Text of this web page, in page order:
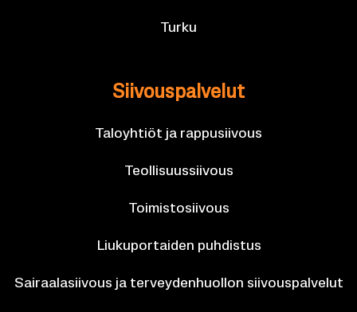
Turku
Sii­vous­pal­ve­lut
Ta­lo­yh­tiöt ja rap­pusii­vous
Teol­li­suus­sii­vous
Toi­mis­to­sii­vous
Liu­ku­por­tai­den puh­dis­tus
Sai­raa­la­sii­vous ja ter­vey­den­huol­lon sii­vous­pal­ve­lut